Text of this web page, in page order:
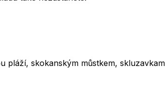
skokanským můstkem,